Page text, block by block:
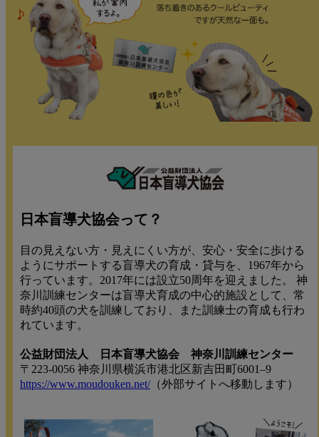
日本盲導犬協会って？
目の見えない方・見えにくい方が、安心・安全に歩ける
ようにサポートする盲導犬の育成・貸与を、1967年から
行っています。2017年には設立50周年を迎えました。 神
奈川訓練センターは盲導犬育成の中心的施設として、常
時約40頭の犬を訓練しており、また訓練士の育成も行わ
れています。
公益財団法人 日本盲導犬協会 神奈川訓練センター
〒223-0056 神奈川県横浜市港北区新吉田町6001–9
https://www.moudouken.net/（外部サイトへ移動します）